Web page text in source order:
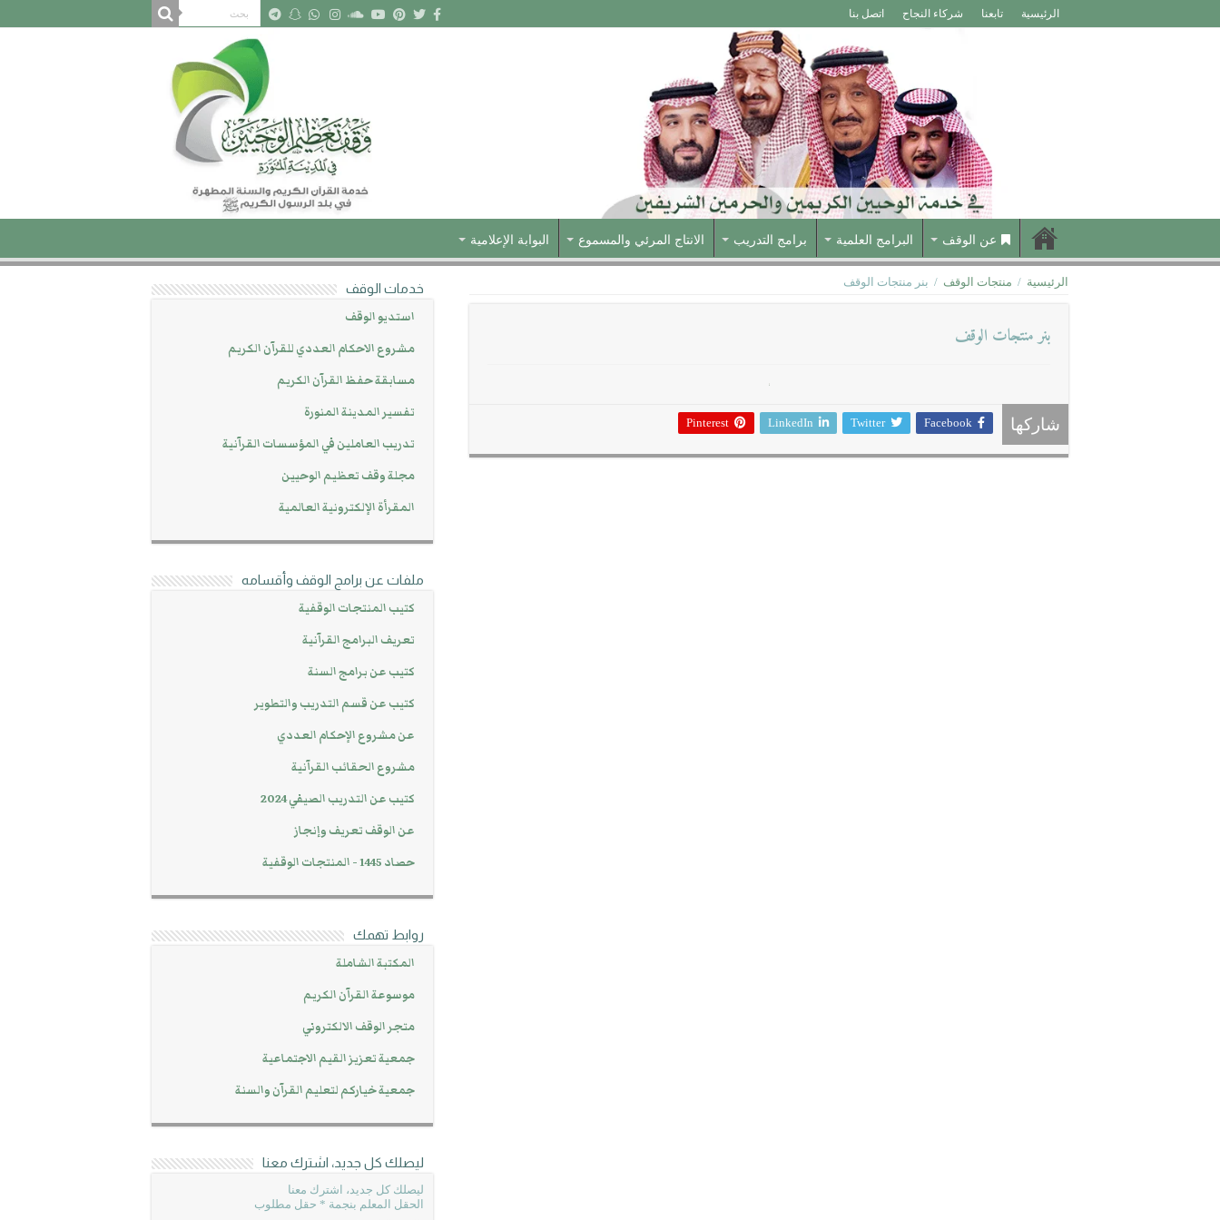
الرئيسية تابعنا شركاء النجاح اتصل بنا
عن الوقف البرامج العلمية برامج التدريب الانتاج المرئي والمسموع البوابة الإعلامية
الرئيسية / منتجات الوقف / بنر منتجات الوقف
بنر منتجات الوقف
شاركها Facebook
Twitter
LinkedIn
Pinterest
خدمات الوقف
استديو الوقف
مشروع الاحكام العددي للقرآن الكريم
مسابقة حفظ القرآن الكريم
تفسير المدينة المنورة
تدريب العاملين في المؤسسات القرآنية
مجلة وقف تعظيم الوحيين
المقرأة الإلكترونية العالمية
ملفات عن برامج الوقف وأقسامه
كتيب المنتجات الوقفية
تعريف البرامج القرآنية
كتيب عن برامج السنة
كتيب عن قسم التدريب والتطوير
عن مشروع الإحكام العددي
مشروع الحقائب القرآنية
كتيب عن التدريب الصيفي 2024
عن الوقف تعريف وإنجاز
حصاد 1445 - المنتجات الوقفية
روابط تهمك
المكتبة الشاملة
موسوعة القرآن الكريم
متجر الوقف الالكتروني
جمعية تعزيز القيم الاجتماعية
جمعية خياركم لتعليم القرآن والسنة
ليصلك كل جديد، اشترك معنا
ليصلك كل جديد، اشترك معنا
الحقل المعلم بنجمة * حقل مطلوب